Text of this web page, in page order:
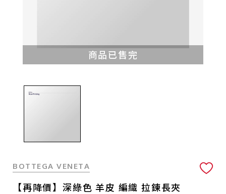
商品已售完
BOTTEGA VENETA
【再降價】深綠色 羊皮 編織 拉鍊長夾